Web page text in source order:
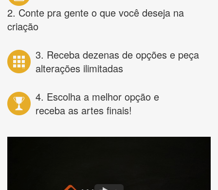
2. Conte pra gente o que você deseja na
criação
3. Receba dezenas de opções e peça
alterações ilimitadas
4. Escolha a melhor opção e
receba as artes finais!